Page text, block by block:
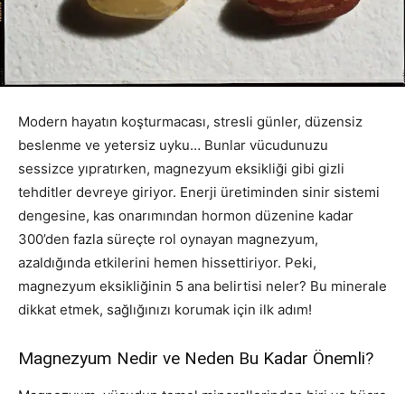
Modern hayatın koşturmacası, stresli günler, düzensiz
beslenme ve yetersiz uyku… Bunlar vücudunuzu
sessizce yıpratırken, magnezyum eksikliği gibi gizli
tehditler devreye giriyor. Enerji üretiminden sinir sistemi
dengesine, kas onarımından hormon düzenine kadar
300’den fazla süreçte rol oynayan magnezyum,
azaldığında etkilerini hemen hissettiriyor. Peki,
magnezyum eksikliğinin 5 ana belirtisi neler? Bu minerale
dikkat etmek, sağlığınızı korumak için ilk adım!
Magnezyum Nedir ve Neden Bu Kadar Önemli?